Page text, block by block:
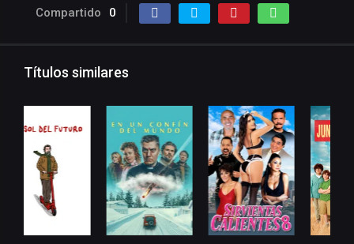
Compartido 0
Títulos similares